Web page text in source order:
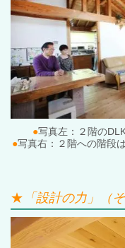
●写真左：２階の
●写真右：２階への階段
★ 「設計の力」（